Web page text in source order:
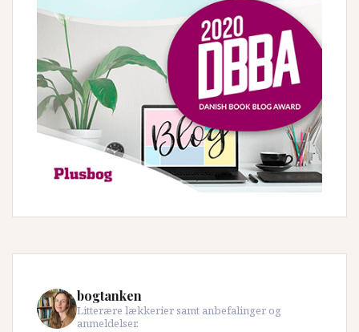
bogtanken
Litterære lækkerier samt anbefalinger og
anmeldelser.